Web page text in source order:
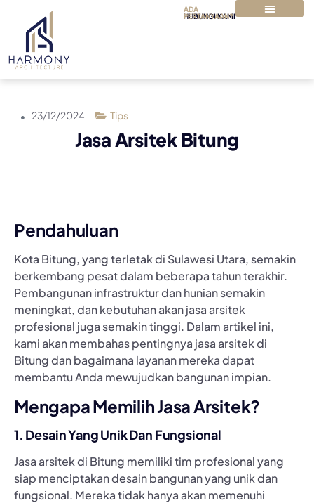
ADA
PERTANYAAN?
HUBUNGI KAMI
23/12/2024 Tips
Jasa Arsitek Bitung
Pendahuluan
Kota Bitung, yang terletak di Sulawesi Utara, semakin
berkembang pesat dalam beberapa tahun terakhir.
Pembangunan infrastruktur dan hunian semakin
meningkat, dan kebutuhan akan jasa arsitek
profesional juga semakin tinggi. Dalam artikel ini,
kami akan membahas pentingnya jasa arsitek di
Bitung dan bagaimana layanan mereka dapat
membantu Anda mewujudkan bangunan impian.
Mengapa Memilih Jasa Arsitek?
1. Desain Yang Unik Dan Fungsional
Jasa arsitek di Bitung memiliki tim profesional yang
siap menciptakan desain bangunan yang unik dan
fungsional. Mereka tidak hanya akan memenuhi